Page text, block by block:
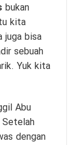
bukan
kita
juga bisa
sebuah
Yuk kita
Abu
dengan